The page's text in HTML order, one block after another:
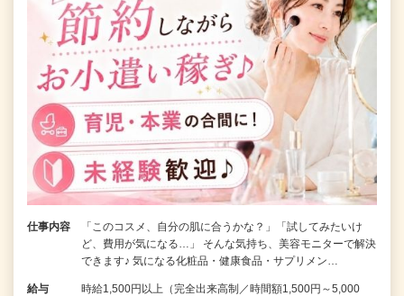
仕事内容
「このコスメ、自分の肌に合うかな？」「試してみたいけ
ど、費用が気になる…」 そんな気持ち、美容モニターで解決
できます♪ 気になる化粧品・健康食品・サプリメン…
給与
時給1,500円以上（完全出来高制／時間額1,500円～5,000